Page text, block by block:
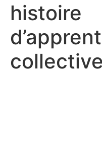
histoire
collective